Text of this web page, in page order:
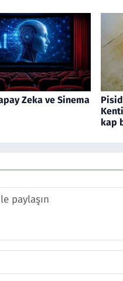
Zeka ve Sinema
kap